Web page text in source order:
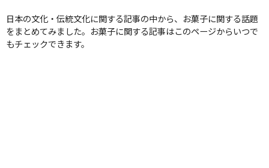
日本の文化・伝統文化に関する記事の中から、お菓子に関する話題
をまとめてみました。お菓子に関する記事はこのページからいつで
もチェックできます。